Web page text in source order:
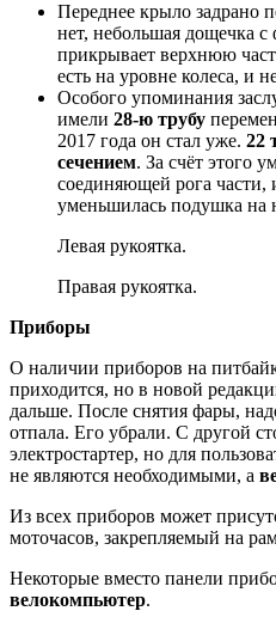
Переднее крыло задрано
нет, небольшая дощечка
прикрывает верхнюю
есть на уровне колеса, и
Особого упоминания
имели 28-ю трубу
2017 года он стал уже. 22
сечением. За счёт этого
соединяющей рога части,
уменьшилась подушка на
Левая рукоятка.
Правая рукоятка.
Приборы
О наличии приборов на
приходится, но в новой
дальше. После снятия фары,
отпала. Его убрали. С другой
электростартер, но для
не являются необходимыми, а
Из всех приборов может
моточасов, закрепляемый на
Некоторые вместо панели
велокомпьютер.